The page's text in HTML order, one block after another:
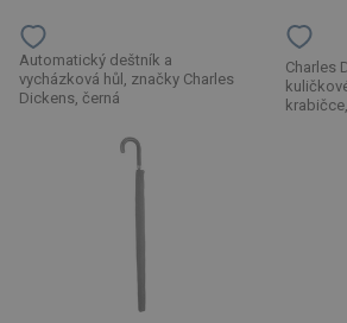
Automatický deštník a
vycházková hůl, značky Charles
Dickens, černá
Charles